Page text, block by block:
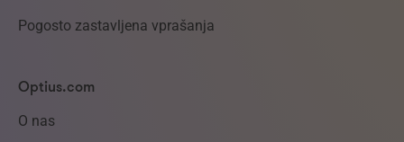
Pogosto zastavljena vprašanja
Optius.com
O nas